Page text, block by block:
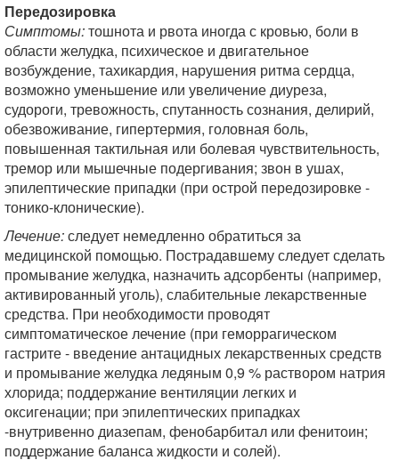
Передозировка
Симптомы:тошнота и рвота иногда с кровью, боли в
области желудка, психическое и двигательное
возбуждение, тахикардия, нарушения ритма сердца,
возможно уменьшение или увеличение диуреза,
судороги, тревожность, спутанность сознания, делирий,
обезвоживание, гипертермия, головная боль,
повышенная тактильная или болевая чувствительность,
тремор или мышечные подергивания; звон в ушах,
эпилептические припадки (при острой передозировке -
тонико-клонические).
Лечение:следует немедленно обратиться за
медицинской помощью. Пострадавшему следует сделать
промывание желудка, назначить адсорбенты (например,
активированный уголь), слабительные лекарственные
средства. При необходимости проводят
симптоматическое лечение (при геморрагическом
гастрите - введение антацидных лекарственных средств
и промывание желудка ледяным 0,9 % раствором натрия
хлорида; поддержание вентиляции легких и
оксигенации; при эпилептических припадках
-внутривенно диазепам, фенобарбитал или фенитоин;
поддержание баланса жидкости и солей).